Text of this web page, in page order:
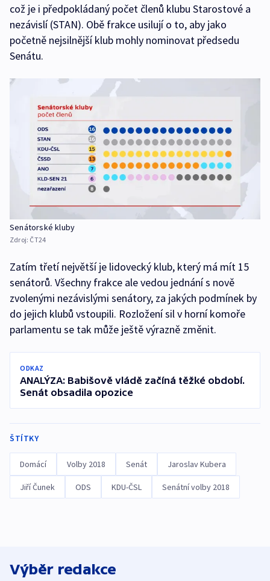
což je i předpokládaný počet členů klubu Starostové a
nezávislí (STAN). Obě frakce usilují o to, aby jako
početně nejsilnější klub mohly nominovat předsedu
Senátu.
Senátorské kluby
Zdroj: ČT24
Zatím třetí největší je lidovecký klub, který má mít 15
senátorů. Všechny frakce ale vedou jednání s nově
zvolenými nezávislými senátory, za jakých podmínek by
do jejich klubů vstoupili. Rozložení sil v horní komoře
parlamentu se tak může ještě výrazně změnit.
ODKAZ
ANALÝZA: Babišově vládě začíná těžké období.
Senát obsadila opozice
ŠTÍTKY
Domácí Volby 2018 Senát Jaroslav Kubera
Jiří Čunek ODS KDU-ČSL Senátní volby 2018
Výběr redakce